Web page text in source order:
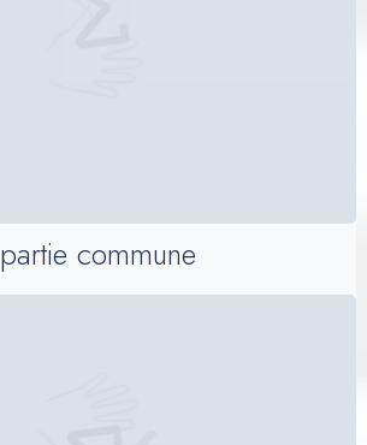
partie commune